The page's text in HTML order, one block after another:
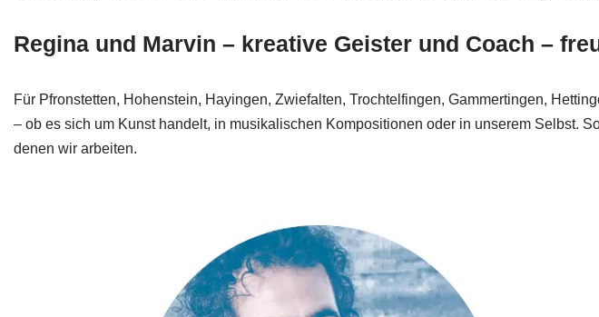
Regina und Marvin – kreative Geister und Coach –
Für Pfronstetten, Hohenstein, Hayingen, Zwiefalten, Trochtelfingen, Gammertingen,
– ob es sich um Kunst handelt, in musikalischen Kompositionen oder in unserem Selbst.
denen wir arbeiten.